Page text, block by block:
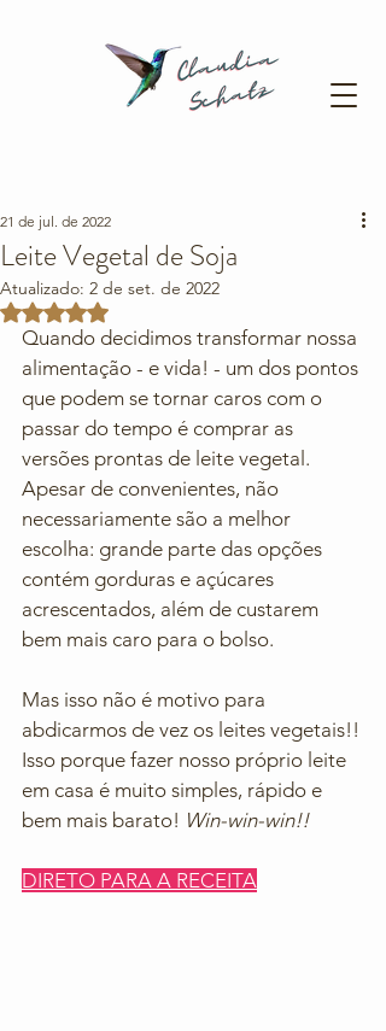
Leite Vegetal de Soja
21 de jul. de 2022
Atualizado: 2 de set. de 2022
Avaliado com NaN de 5 estrelas.
Quando decidimos transformar nossa
alimentação - e vida! - um dos pontos
que podem se tornar caros com o
passar do tempo é comprar as
versões prontas de leite vegetal.
Apesar de convenientes, não
necessariamente são a melhor
escolha: grande parte das opções
contém gorduras e açúcares
acrescentados, além de custarem
bem mais caro para o bolso.
Mas isso não é motivo para
abdicarmos de vez os leites vegetais!!
Isso porque fazer nosso próprio leite
em casa é muito simples, rápido e
bem mais barato! Win-win-win!!
DIRETO PARA A RECEITA